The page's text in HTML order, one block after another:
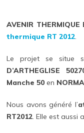
AVENIR
thermique RT 2012.
Le projet se situe
D’ARTHEGLISE
Manche 50en
Nous avons généré l’
RT2012. Elle est aussi